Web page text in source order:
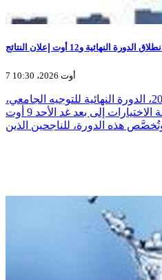
النهائية و12 أوت إعلان النتائج
7 أوت 2026، 10:30
تنطلق اليوم الجمعة 7 أوت 2026، الدورة النهائية للتوجيه الجامعي،
لتتواصل عملية تعمير بطاقة الاختيارات إلى بعد غد الأحد 9 أوت